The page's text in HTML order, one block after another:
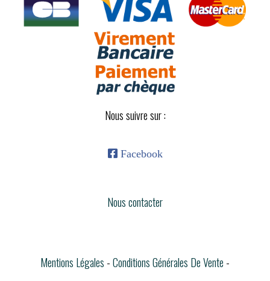
Nous suivre sur :
 Facebook
Nous contacter
Mentions Légales Conditions Générales De Vente